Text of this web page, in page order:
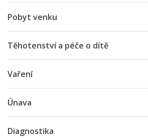
Pobyt venku
Těhotenství a péče o dítě
Vaření
Únava
Diagnostika